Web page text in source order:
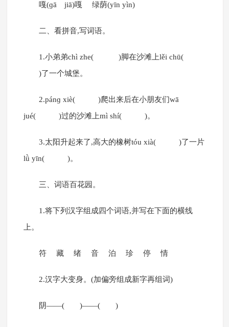
嘎(ɡā jiā)嘎 绿荫(yīn yìn)
二、看拼音,写词语。
1.小弟弟chì zhe( )脚在沙滩上lěi chū(
)了一个城堡。
2.pánɡ xiè( )爬出来后在小朋友们wā
jué( )过的沙滩上mì shí( )。
3.太阳升起来了,高大的橡树tóu xià( )了一片
lǜ yīn( )。
三、词语百花园。
1.将下列汉字组成四个词语,并写在下面的横线
上。
符 藏 绪 音 泊 珍 停 情
2.汉字大变身。(加偏旁组成新字再组词)
阴——( )——( )